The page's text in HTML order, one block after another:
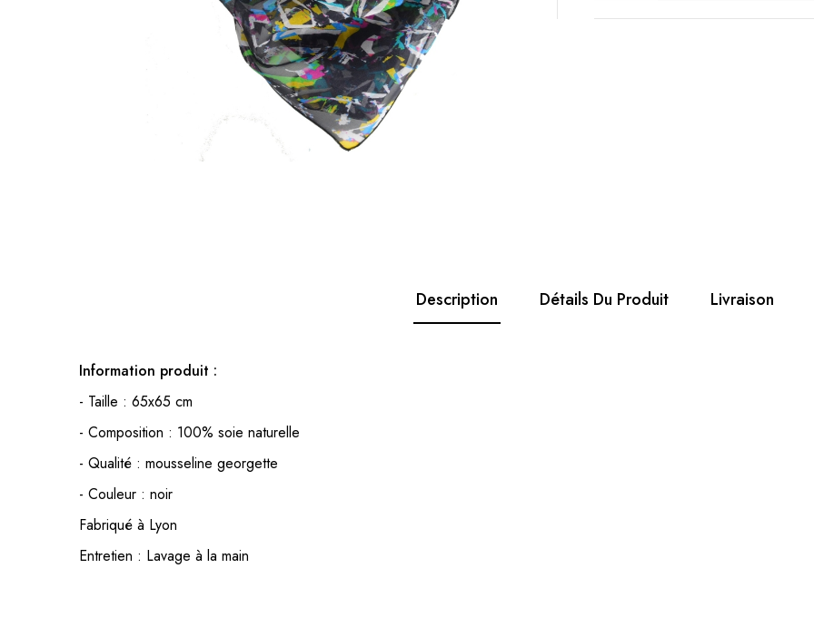
Description Détails Du Produit Livraison
Information produit :
- Taille : 65x65 cm
- Composition : 100% soie naturelle
- Qualité : mousseline georgette
- Couleur : noir
Fabriqué à Lyon
Entretien : Lavage à la main